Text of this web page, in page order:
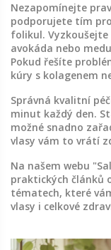
Nezapomínejte
podporujete tím
folikul.
avokáda nebo
Pokud řešíte
kúry s kolagenem
Správná kvalitní
minut každý den.
možné snadno
vlasy vám to vrátí
Na našem webu
praktických článků
tématech, které
vlasy i celkové